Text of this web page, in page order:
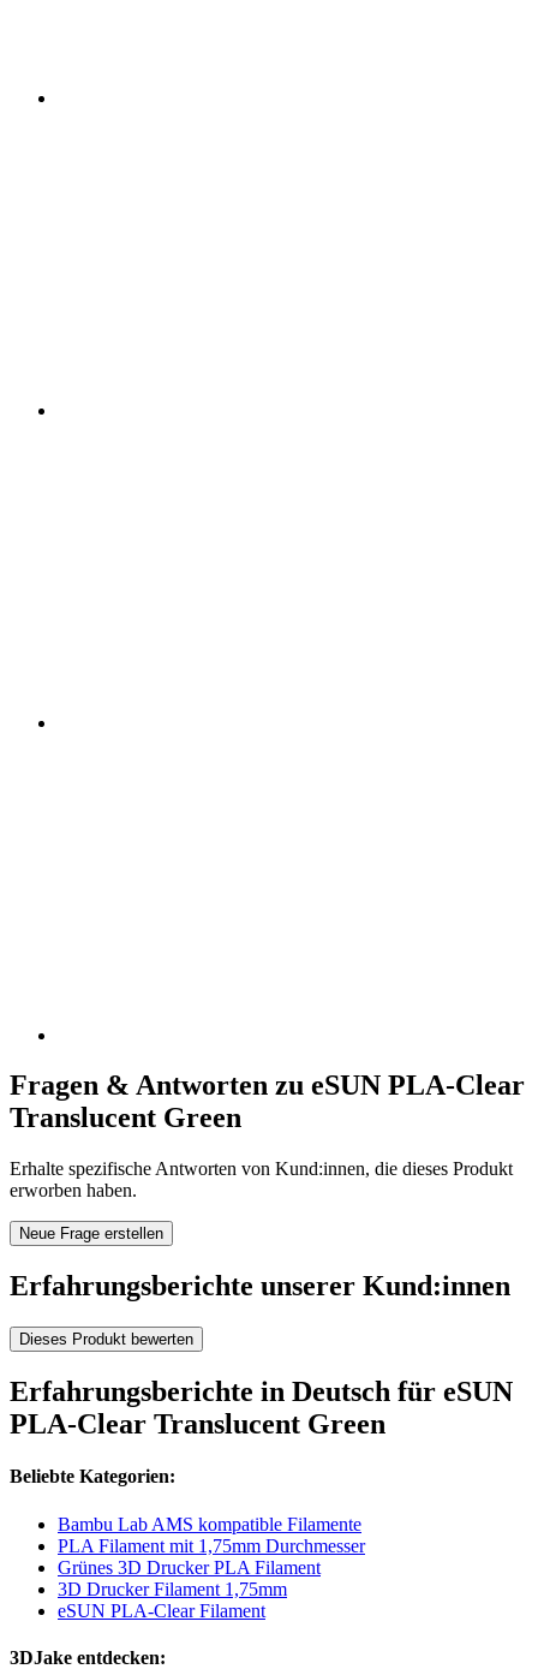
Fragen & Antworten zu eSUN PLA-Clear
Translucent Green
Erhalte spezifische Antworten von Kund:innen, die dieses Produkt
erworben haben.
Neue Frage erstellen
Erfahrungsberichte unserer Kund:innen
Dieses Produkt bewerten
Erfahrungsberichte in Deutsch für eSUN
PLA-Clear Translucent Green
Beliebte Kategorien:
Bambu Lab AMS kompatible Filamente
PLA Filament mit 1,75mm Durchmesser
Grünes 3D Drucker PLA Filament
3D Drucker Filament 1,75mm
eSUN PLA-Clear Filament
3DJake entdecken: